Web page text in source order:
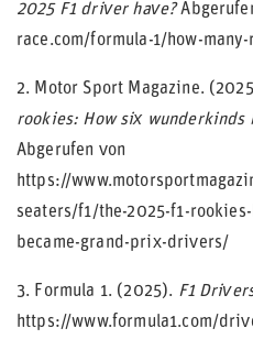
2025 F1 driver have?
race.com/formula-1/how-
2. Motor Sport Magazine.
rookies: How six
Abgerufen von
https://
seaters/f1/the-2025-f1-
became-grand-prix-drivers/
3. Formula 1. (2025). F1
https://www.formula1.com/